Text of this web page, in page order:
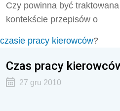
Czy powinna być
kontekście przepisów o
czasie pracy kierowców?
Czas pracy
27 gru 2010